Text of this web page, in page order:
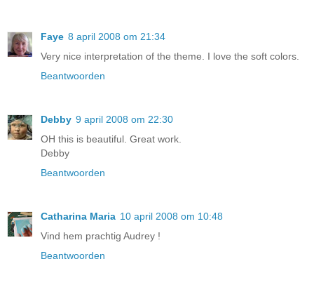
Faye 8 april 2008 om 21:34
Very nice interpretation of the theme. I love the soft colors.
Beantwoorden
Debby 9 april 2008 om 22:30
OH this is beautiful. Great work.
Debby
Beantwoorden
Catharina Maria 10 april 2008 om 10:48
Vind hem prachtig Audrey !
Beantwoorden